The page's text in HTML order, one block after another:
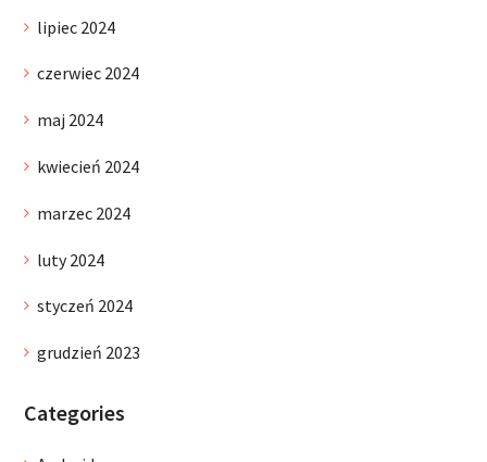
lipiec 2024
czerwiec 2024
maj 2024
kwiecień 2024
marzec 2024
luty 2024
styczeń 2024
grudzień 2023
Categories